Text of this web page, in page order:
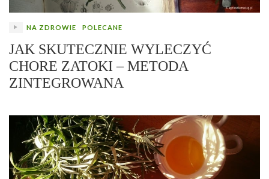
NA ZDROWIE POLECANE
JAK SKUTECZNIE WYLECZYĆ
CHORE ZATOKI – METODA
ZINTEGROWANA